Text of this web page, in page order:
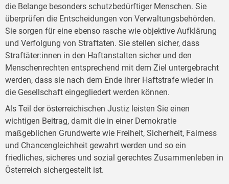
die Belange besonders schutzbedürftiger Menschen. Sie
überprüfen die Entscheidungen von Verwaltungsbehörden.
Sie sorgen für eine ebenso rasche wie objektive Aufklärung
und Verfolgung von Straftaten. Sie stellen sicher, dass
Straftäter:innen in den Haftanstalten sicher und den
Menschenrechten entsprechend mit dem Ziel untergebracht
werden, dass sie nach dem Ende ihrer Haftstrafe wieder in
die Gesellschaft eingegliedert werden können.
Als Teil der österreichischen Justiz leisten Sie einen
wichtigen Beitrag, damit die in einer Demokratie
maßgeblichen Grundwerte wie Freiheit, Sicherheit, Fairness
und Chancengleichheit gewahrt werden und so ein
friedliches, sicheres und sozial gerechtes Zusammenleben in
Österreich sichergestellt ist.